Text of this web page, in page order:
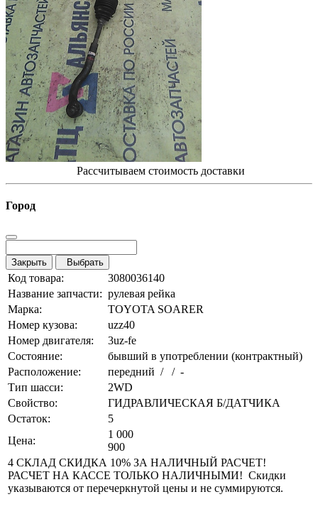
Рассчитываем стоимость доставки
Город
Закрыть Выбрать
Код товара:
3080036140
Название запчасти: рулевая рейка
Марка:
TOYOTA SOARER
Номер кузова:
uzz40
Номер двигателя:
3uz-fe
Состояние:
бывший в употреблении (контрактный)
Расположение:
передний / / -
Тип шасси:
2WD
Свойство:
ГИДРАВЛИЧЕСКАЯ Б/ДАТЧИКА
Остаток:
5
Цена:
1 000
900
4 СКЛАД СКИДКА 10% ЗА НАЛИЧНЫЙ РАСЧЕТ!
РАСЧЕТ НА КАССЕ ТОЛЬКО НАЛИЧНЫМИ! Скидки
указываются от перечеркнутой цены и не суммируются.